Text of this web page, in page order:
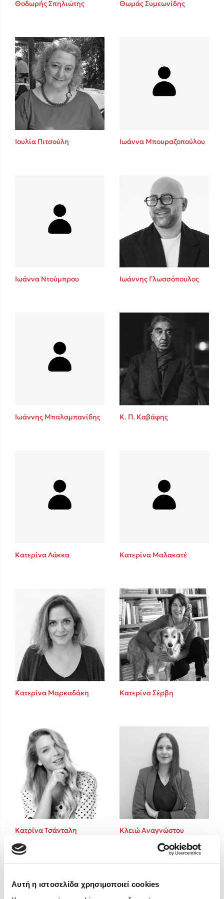
Αυτή η ιστοσελίδα χρησιμοποιεί cookies
Sebastian Fitzek
Playlist
Ιωάννης Γλωσσόπουλος
Ένας γίγαντας στο σχολείο
Δανάη Δεληγεώργη
Δημοφιλείς Συγγραφείς
Φυστίκι ΠουΚυλάει
Παύλος Καστανάς
El Sombrero
Στέφανος Ξενάκης
Sebastian Fitzek
Lucinda Riley
Mimi Matthews
Benzamin Bécue
Rebecca Yarros
Teo Benedetti
Τζένη Κουτσοδημητροπούλου
Ali Hazelwood
Cori Doerrfeld
Pierdomenico Baccalario
Δανάη Ιμπραχήμ
Θοδωρής Σπηλιώτης Θωμάς Συμεωνίδης
Ιουλία Πιτσούλη Ιωάννα Μπουραζοπούλου
Ιωάννα Ντούμπρου Ιωάννης Γλωσσόπουλος
Ιωάννης Μπαλαμπανίδης Κ. Π. Καβάφης
Κατερίνα Λάκκα Κατερίνα Μαλακατέ
Κατερίνα Μαρκαδάκη Κατερίνα Σέρβη
Κατρίνα Τσάνταλη Κλειώ Αναγνώστου